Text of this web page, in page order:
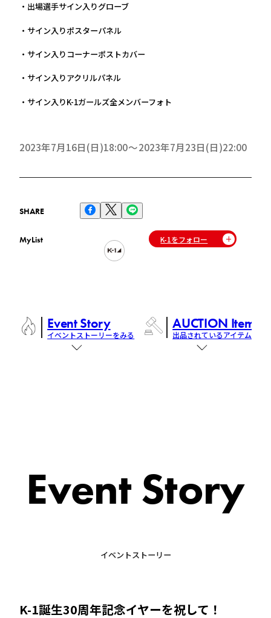
・出場選手サイン入りグローブ
・サイン入りポスターパネル
・サイン入りコーナーポストカバー
・サイン入りアクリルパネル
・サイン入りK-1ガールズ全メンバーフォト
2023年7月16日(日)18:00 2023年7月23日(日)22:00
SHARE
MyList K-1をフォロー
Event Story
イベントストーリーをみる
AUCTION Items
出品されているアイテム
Event Story
イベントストーリー
K-1誕生30周年記念イヤーを祝して！